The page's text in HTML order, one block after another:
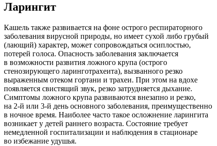
Ларингит
Кашель также развивается на фоне острого респираторного
заболевания вирусной природы, но имеет сухой либо грубый
(лающий) характер, может сопровождаться осиплостью,
потерей голоса. Опасность заболевания заключается
в возможности развития ложного крупа (острого
стенозирующего ларинготрахеита), вызванного резко
выраженным отеком гортани и трахеи. При этом на вдохе
появляется свистящий звук, резко затрудняется дыхание.
Симптомы ложного крупа развиваются внезапно и резко,
на 2-й или 3-й день основного заболевания, преимущественно
в ночное время. Наиболее часто такое осложнение ларингита
возникает у детей раннего возраста. Состояние требует
немедленной госпитализации и наблюдения в стационаре
во избежание удушья.